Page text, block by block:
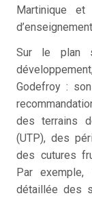
Martinique
Sur le plan
Godefroy :
des terrains
(UTP), des
des cutures
Par
détaillée des